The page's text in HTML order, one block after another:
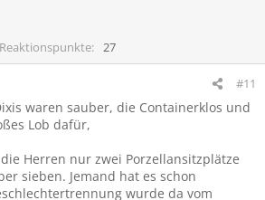
Reaktionspunkte 27
#11
waren sauber, die Containerklos und
Lob dafür,
Herren nur zwei Porzellansitzplätze
sieben. Jemand hat es schon
wurde da vom